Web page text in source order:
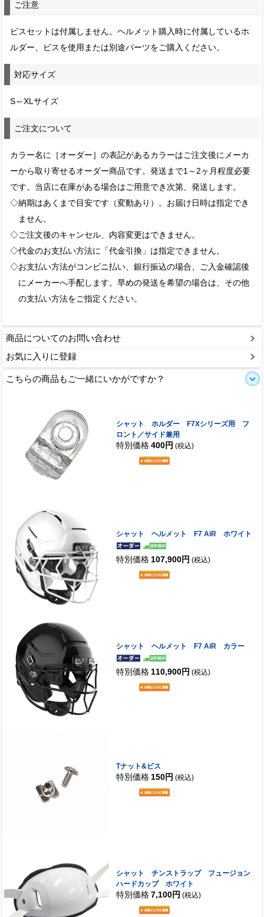
ご注意
ビスセットは付属しません。ヘルメット購入時に付属しているホ
ルダー、ビスを使用または別途パーツをご購入ください。
対応サイズ
S～XLサイズ
ご注文について
カラー名に［オーダー］の表記があるカラーはご注文後にメーカ
ーから取り寄せるオーダー商品です。発送まで1～2ヶ月程度必要
です。当店に在庫がある場合はご用意でき次第、発送します。
◇納期はあくまで目安です（変動あり）。お届け日時は指定でき
ません。
◇ご注文後のキャンセル、内容変更はできません。
◇代金のお支払い方法に「代金引換」は指定できません。
◇お支払い方法がコンビニ払い、銀行振込の場合、ご入金確認後
にメーカーへ手配します。早めの発送を希望の場合は、その他
の支払い方法をご指定ください。
商品についてのお問い合わせ
お気に入りに登録
こちらの商品もご一緒にいかがですか？
シャット ホルダー F7Xシリーズ用 フ
ロント／サイド兼用
特別価格 400円 (税込)
シャット ヘルメット F7 AiR ホワイト
特別価格 107,900円 (税込)
シャット ヘルメット F7 AiR カラー
特別価格 110,900円 (税込)
Tナット&ビス
特別価格 150円 (税込)
シャット チンストラップ フュージョン
ハードカップ ホワイト
特別価格 7,100円 (税込)